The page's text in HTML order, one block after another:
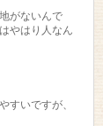
がないんで
やはり人なん
すいですが、